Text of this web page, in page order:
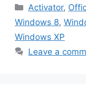
Categories
Activator,
Windows 8,
Windows XP
Leave a